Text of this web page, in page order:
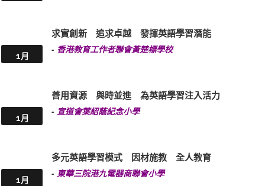
1月
求實創新 追求卓越 發揮英語學習潛能
- 香港教育工作者聯會黃楚標學校
1月
善用資源 與時並進 為英語學習注入活力
- 宣道會葉紹蔭紀念小學
1月
多元英語學習模式 因材施教 全人教育
- 東華三院港九電器商聯會小學